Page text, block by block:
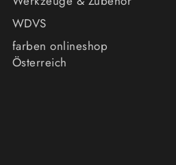
WDVS
farben onlineshop
Österreich